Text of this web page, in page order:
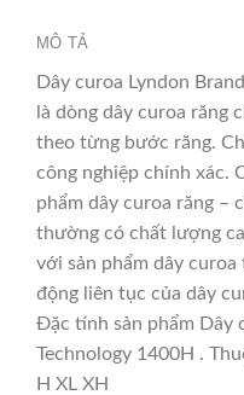
MÔ TẢ
Dây curoa Lyndon
là dòng dây curoa răng
theo từng bước răng.
công nghiệp chính xác.
phẩm dây curoa răng –
thường có chất lượng
với sản phẩm dây
động liên tục của dây
Đặc tính sản phẩm Dây
Technology 1400H .
H XL XH